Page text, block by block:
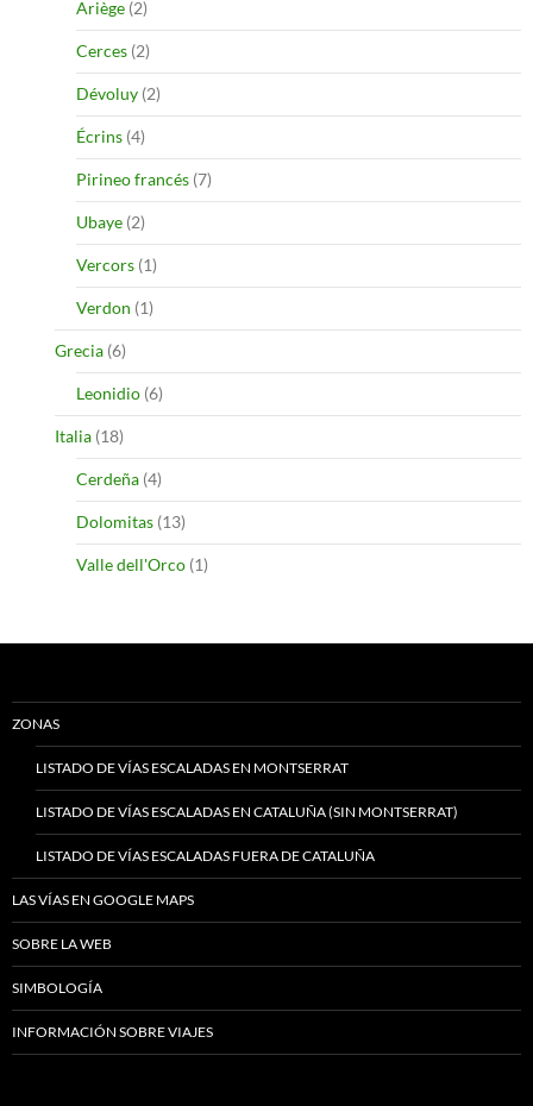
Ariège (2)
Cerces (2)
Dévoluy (2)
Écrins (4)
Pirineo francés (7)
Ubaye (2)
Vercors (1)
Verdon (1)
Grecia (6)
Leonidio (6)
Italia (18)
Cerdeña (4)
Dolomitas (13)
Valle dell'Orco (1)
ZONAS
LISTADO DE VÍAS ESCALADAS EN MONTSERRAT
LISTADO DE VÍAS ESCALADAS EN CATALUÑA (SIN MONTSERRAT)
LISTADO DE VÍAS ESCALADAS FUERA DE CATALUÑA
LAS VÍAS EN GOOGLE MAPS
SOBRE LA WEB
SIMBOLOGÍA
INFORMACIÓN SOBRE VIAJES